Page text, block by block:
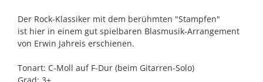
Der Rock-Klassiker mit dem berühmten "Stampfen"
ist hier in einem gut spielbaren Blasmusik-Arrangement
von Erwin Jahreis erschienen.
Tonart: C-Moll auf F-Dur (beim Gitarren-Solo)